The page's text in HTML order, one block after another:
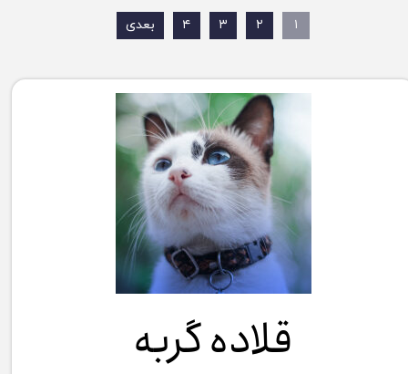
۱ ۲ ۳ ۴ بعدی
قلاده گربه